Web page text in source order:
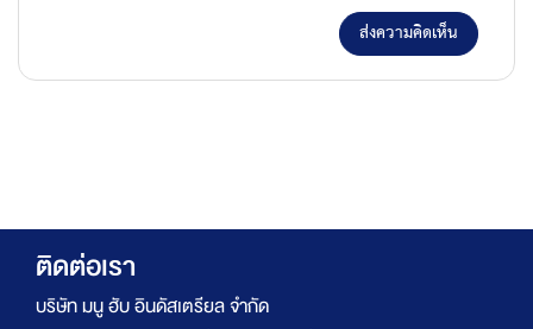
ส่งความคิดเห็น
ติดต่อเรา
บริษัท มนู ฮับ อินดัสเตรียล จำกัด